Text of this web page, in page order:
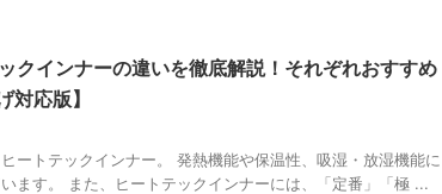
クインナーの違いを徹底解説！それぞれおすすめ
応版】
ートテックインナー。 発熱機能や保温性、吸湿・放湿機能に
ます。 また、ヒートテックインナーには、「定番」「極 ...